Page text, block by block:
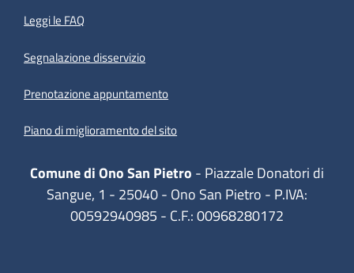
Leggi le FAQ
Segnalazione disservizio
Prenotazione appuntamento
Piano di miglioramento del sito
Comune di Ono San Pietro - Piazzale Donatori di
Sangue, 1 - 25040 - Ono San Pietro - P.IVA:
00592940985 - C.F.: 00968280172